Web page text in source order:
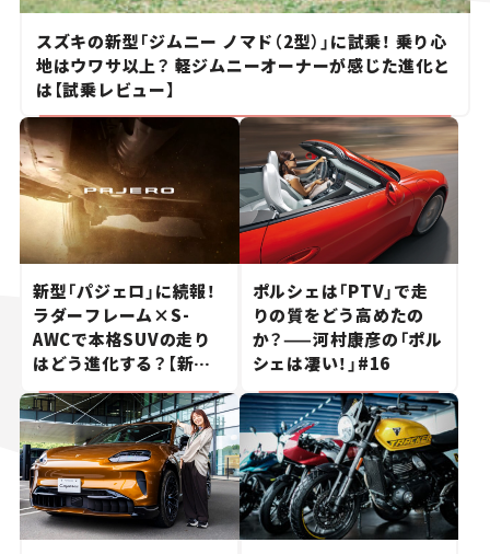
スズキの新型「ジムニー ノマド（2型）」に試乗！ 乗り心
地はウワサ以上？ 軽ジムニーオーナーが感じた進化と
は【試乗レビュー】
新型「パジェロ」に続報！
ラダーフレーム×S-
AWCで本格SUVの走り
はどう進化する？【新車
ニュース】
ポルシェは「PTV」で走
りの質をどう高めたの
か？——河村康彦の「ポル
シェは凄い！」#16